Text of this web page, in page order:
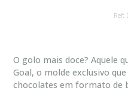
O golo mais doce? Aquele
Goal, o molde exclusivo
chocolates em formato de